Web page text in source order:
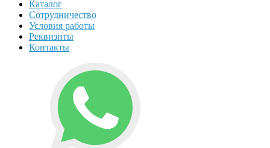
Каталог
Сотрудничество
Условия работы
Реквизиты
Контакты